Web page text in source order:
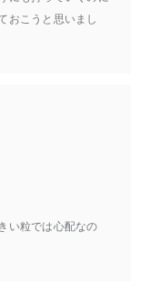
おこうと思いまし
い粒では心配なの